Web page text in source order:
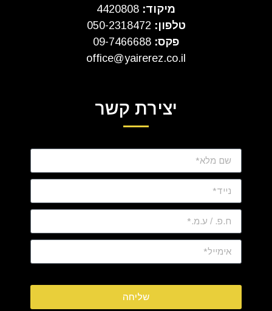
מיקוד:
טלפון:
פקס: 09-7466688
office@yairerez.co.il
יצירת קשר
שליחה